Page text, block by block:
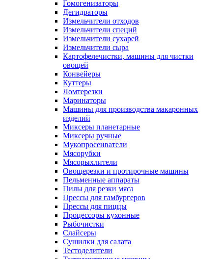
Гомогенизаторы
Дегидраторы
Измельчители отходов
Измельчители специй
Измельчители сухарей
Измельчители сыра
Картофелечистки, машины для чистки
овощей
Конвейеры
Куттеры
Ломтерезки
Маринаторы
Машины для производства макаронных
изделий
Миксеры планетарные
Миксеры ручные
Мукопросеиватели
Мясорубки
Мясорыхлители
Овощерезки и протирочные машины
Пельменные аппараты
Пилы для резки мяса
Прессы для гамбургеров
Прессы для пиццы
Процессоры кухонные
Рыбочистки
Слайсеры
Сушилки для салата
Тестоделители